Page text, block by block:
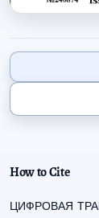
How to Cite
ЦИФРОВАЯ